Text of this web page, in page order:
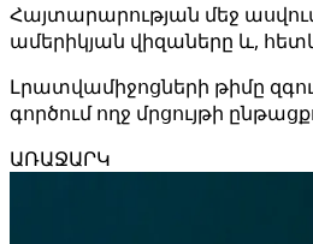
Հայտարարության մեջ
ամերիկյան վիզաները և,
Լրատվամիջոցների թիմը
գործում ողջ մրցույթի
ԱՌԱՋԱՐԿ